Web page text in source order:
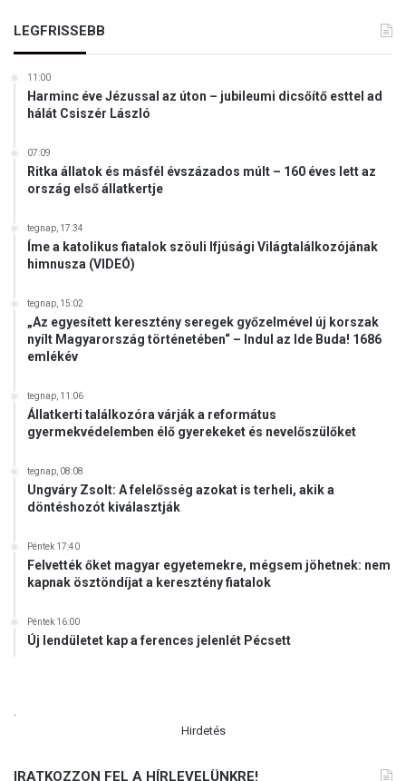
LEGFRISSEBB
11:00
Harminc éve Jézussal az úton – jubileumi dicsőítő esttel ad
hálát Csiszér László
07:09
Ritka állatok és másfél évszázados múlt – 160 éves lett az
ország első állatkertje
tegnap, 17:34
Íme a katolikus fiatalok szöuli Ifjúsági Világtalálkozójának
himnusza (VIDEÓ)
tegnap, 15:02
„Az egyesített keresztény seregek győzelmével új korszak
nyílt Magyarország történetében“ – Indul az Ide Buda! 1686
emlékév
tegnap, 11:06
Állatkerti találkozóra várják a református
gyermekvédelemben élő gyerekeket és nevelőszülőket
tegnap, 08:08
Ungváry Zsolt: A felelősség azokat is terheli, akik a
döntéshozót kiválasztják
Péntek 17:40
Felvették őket magyar egyetemekre, mégsem jöhetnek: nem
kapnak ösztöndíjat a keresztény fiatalok
Péntek 16:00
Új lendületet kap a ferences jelenlét Pécsett
.
Hirdetés
IRATKOZZON FEL A HÍRLEVELÜNKRE!